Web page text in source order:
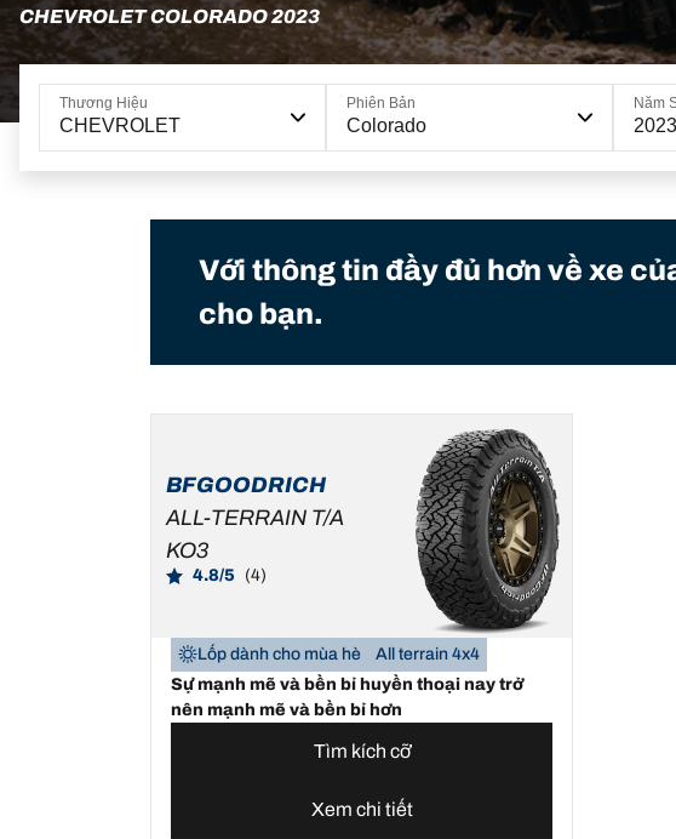
CHEVROLET COLORADO 2023
Thương Hiệu
CHEVROLET
Phiên Bản
Colorado
Năm
2023
Với thông tin đầy đủ hơn về xe
cho bạn.
BFGOODRICH
ALL-TERRAIN T/A
KO3
4.8/5 (4)
Lốp dành cho mùa hè
All terrain 4x4
Sự mạnh mẽ và bền bỉ huyền thoại nay trở
nên mạnh mẽ và bền bỉ hơn
Tìm kích cỡ
Xem chi tiết